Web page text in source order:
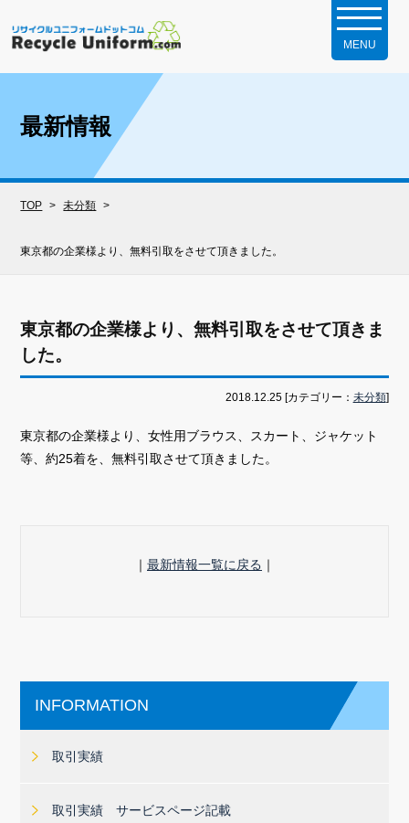
最新情報
TOP 未分類
東京都の企業様より、無料引取をさせて頂きました。
東京都の企業様より、無料引取をさせて頂きま
した。
2018.12.25 [カテゴリー： 未分類]
東京都の企業様より、女性用ブラウス、スカート、ジャケット
等、約25着を、無料引取させて頂きました。
｜ 最新情報一覧に戻る ｜
INFORMATION
取引実績
取引実績 サービスページ記載